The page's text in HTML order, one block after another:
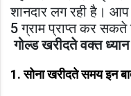
शानदार लग रही है।
5 ग्राम प्राप्त कर सकते
गोल्ड खरीदते वक्त
1. सोना खरीदते समय इन